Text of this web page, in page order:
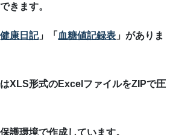
きます。
健康日記」「 血糖値記録表 」がありま
XLS形式のExcelファイルをZIPで圧
護環境で作成しています。